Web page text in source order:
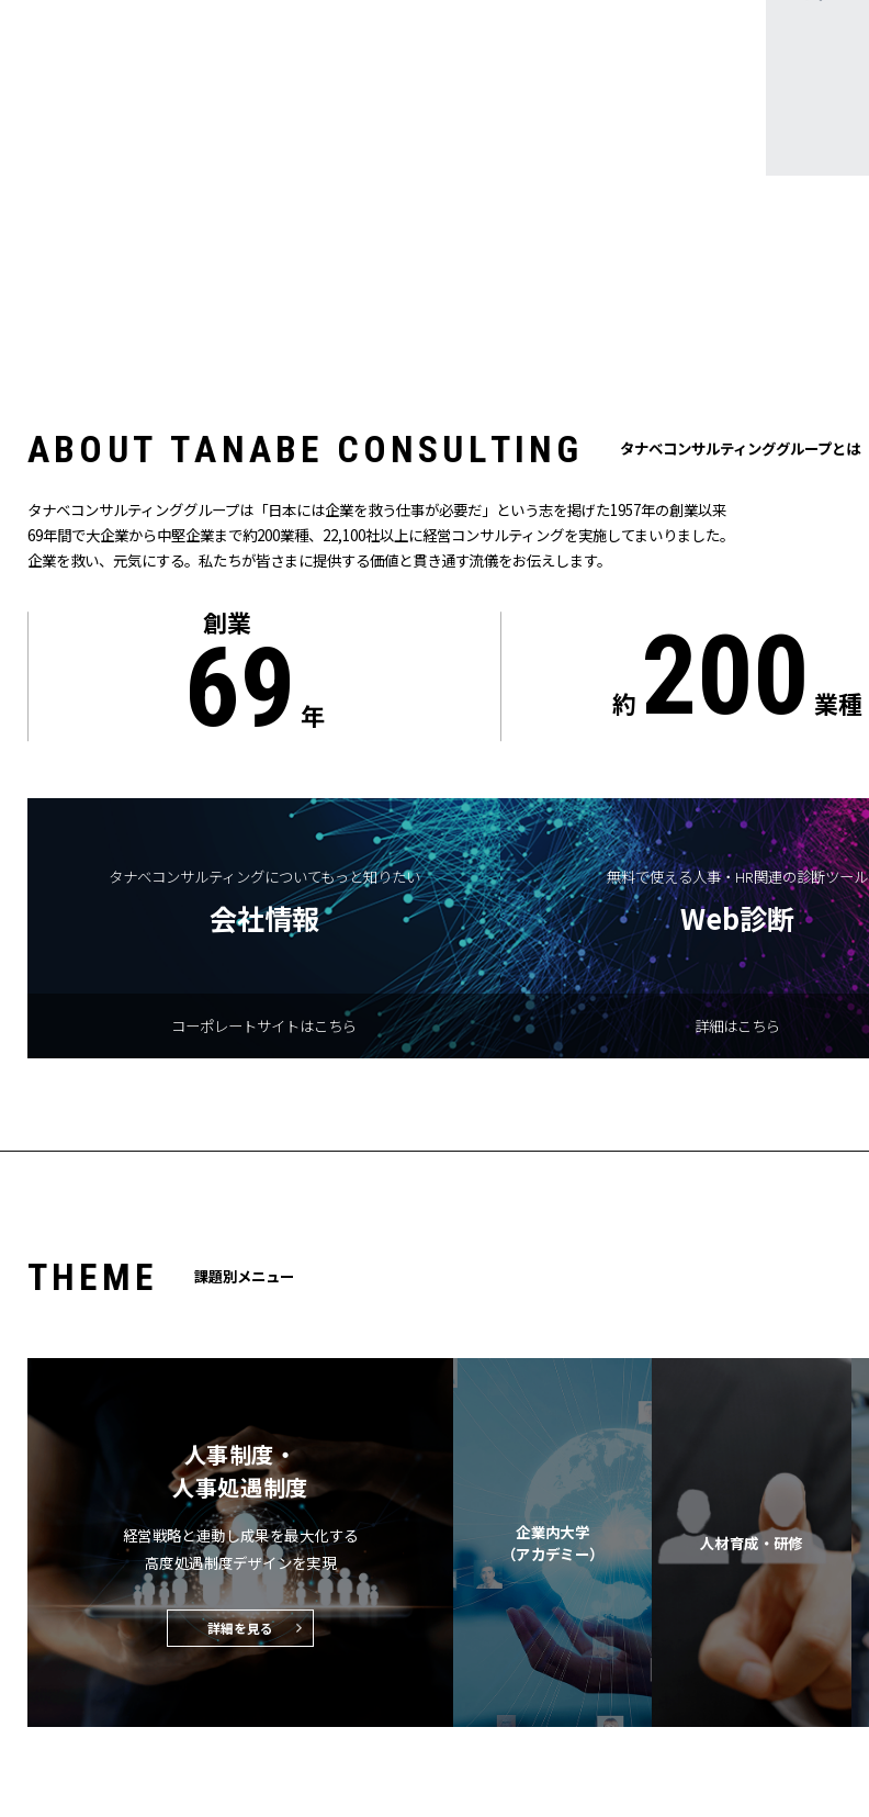
AB O UT TANAB E CO NSU LTI N G タナベコンサルティンググループとは
タナベコンサルティンググループは「日本には企業を救う仕事が必要だ」という志を掲げた1957年の創業以来
69年間で大企業から中堅企業まで約200業種、22,100社以上に経営コンサルティングを実施してまいりました。
企業を救い、元気にする。私たちが皆さまに提供する価値と貫き通す流儀をお伝えします。
創業
69 年 約 200 業種
タナベコンサルティングについてもっと知りたい
会社情報
コーポレートサイトはこちら
無料で使える人事・HR関連の診断ツール
Web診断
詳細はこちら
TH EM E 課題別メニュー
人事制度・
人事処遇制度
経営戦略と連動し成果を最大化する
高度処遇制度デザインを実現
詳細を見る
企業内大学
（アカデミー）
人材育成・研修